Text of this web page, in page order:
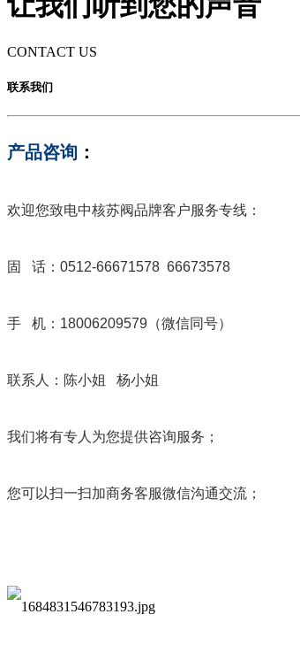
CONTACT US
联系我们
产品咨询
欢迎您致电中核苏阀品
固 话：0512-
手 机：
联系人：陈小
我们将有专人为您
您可以扫一扫加商务客